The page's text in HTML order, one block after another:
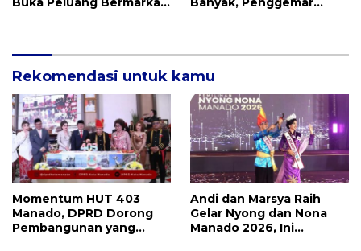
Rekomendasi untuk kamu
Momentum HUT 403
Manado, DPRD Dorong
Pembangunan yang
Andi dan Marsya Raih
Gelar Nyong dan Nona
Manado 2026, Ini